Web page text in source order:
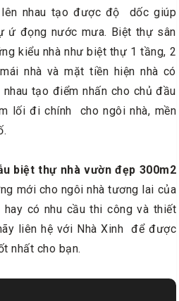
lên nhau tạo được độ dốc giúp
ứ đọng nước mưa. Biệt thự sân
kiểu nhà như biệt thự 1 tầng, 2
nhà và mặt tiền hiện nhà có
tạo điểm nhấn cho chủ đầu
lối đi chính cho ngôi nhà, mền
biệt thự nhà vườn đẹp 300m2
mới cho ngôi nhà tương lai của
hay có nhu cầu thi công và thiết
liên hệ với Nhà Xinh để được
nhất cho bạn.